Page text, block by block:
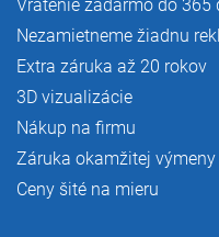
Vrátenie zadarmo do 365
Nezamietneme žiadnu
Extra záruka až 20 rokov
3D vizualizácie
Nákup na firmu
Záruka okamžitej výmeny
Ceny šité na mieru